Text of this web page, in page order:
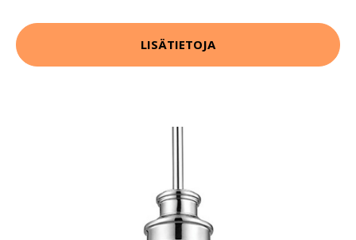
LISÄTIETOJA